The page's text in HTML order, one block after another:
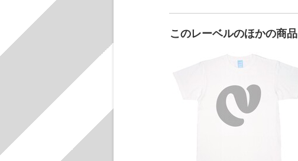
このレーベルのほかの商品